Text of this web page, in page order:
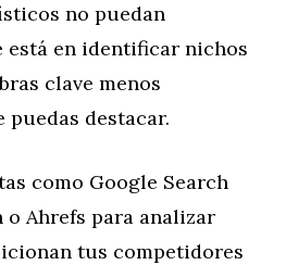
no puedan
está en identificar nichos
clave menos
puedas destacar.
como Google Search
o Ahrefs para analizar
tus competidores